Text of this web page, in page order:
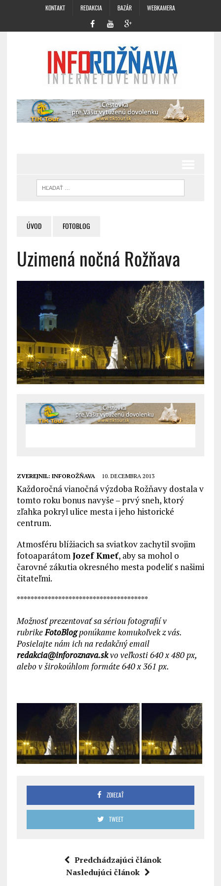
KONTAKT REDAKCIA BAZÁR WEBKAMERA
ÚVOD FOTOBLOG
Uzimená nočná Rožňava
ZVEREJNIL: INFOROŽŇAVA 10. DECEMBRA 2013
Každoročná vianočná výzdoba Rožňavy dostala v
tomto roku bonus navyše – prvý sneh, ktorý
zľahka pokryl ulice mesta i jeho historické
centrum.
Atmosféru blížiacich sa sviatkov zachytil svojim
fotoaparátomJozef Kmeť, aby sa mohol o
čarovné zákutia okresného mesta podeliť s našimi
čitateľmi.
**************************************
Možnosť prezentovať sa sériou fotografií v
rubrikeFotoBlogponúkame komukoľvek z vás.
Posielajte nám ich na redakčný email
redakcia@inforoznava.skvo veľkosti 640 x 480 px,
alebo v širokoúhlom formáte 640 x 361 px.
ZDIEĽAŤ
TWEET
Predchádzajúci článok
Nasledujúci článok